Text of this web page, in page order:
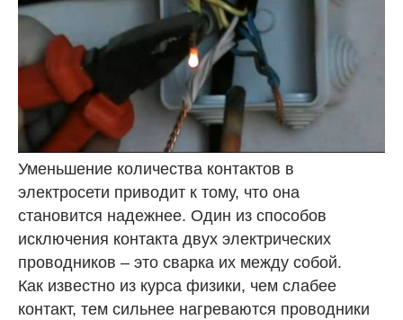
Уменьшение количества контактов в
электросети приводит к тому, что она
становится надежнее. Один из способов
исключения контакта двух электрических
проводников – это сварка их между собой.
Как известно из курса физики, чем слабее
контакт, тем сильнее нагреваются проводники